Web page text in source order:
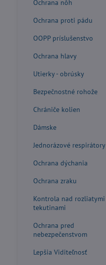
Ochrana nôh
Ochrana proti pádu
OOPP príslušenstvo
Ochrana hlavy
Utierky - obrúsky
Bezpečnostné rohože
Chrániče kolien
Dámske
Jednorázové respirátory
Ochrana dýchania
Ochrana zraku
Kontrola nad rozliatymi
tekutinami
Ochrana pred
nebezpečenstvom
Lepšia Viditeľnosť